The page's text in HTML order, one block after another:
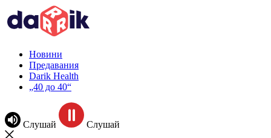
Новини
Предавания
Darik Health
„40 до 40“
Слушай Слушай